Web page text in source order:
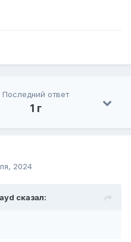
Последний ответ
1 г
2024
сказал: